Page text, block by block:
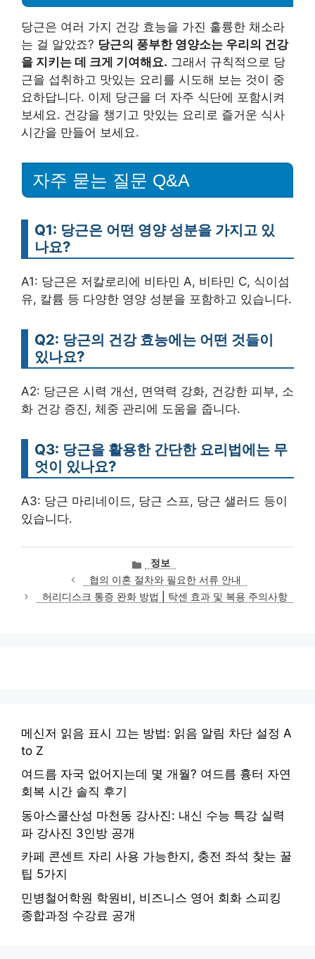
당근은 여러 가지 건강 효능을 가진 훌륭한 채소라
는 걸 알았죠? 당근의 풍부한 영양소는 우리의 건강
을 지키는 데 크게 기여해요. 그래서 규칙적으로 당
근을 섭취하고 맛있는 요리를 시도해 보는 것이 중
요하답니다. 이제 당근을 더 자주 식단에 포함시켜
보세요. 건강을 챙기고 맛있는 요리로 즐거운 식사
시간을 만들어 보세요.
자주 묻는 질문 Q&A
Q1: 당근은 어떤 영양 성분을 가지고 있
나요?
A1: 당근은 저칼로리에 비타민 A, 비타민 C, 식이섬
유, 칼륨 등 다양한 영양 성분을 포함하고 있습니다.
Q2: 당근의 건강 효능에는 어떤 것들이
있나요?
A2: 당근은 시력 개선, 면역력 강화, 건강한 피부, 소
화 건강 증진, 체중 관리에 도움을 줍니다.
Q3: 당근을 활용한 간단한 요리법에는 무
엇이 있나요?
A3: 당근 마리네이드, 당근 스프, 당근 샐러드 등이
있습니다.
카
테
고
리
정보
협의 이혼 절차와 필요한 서류 안내
허리디스크 통증 완화 방법 | 탁센 효과 및 복용 주의사항
메신저 읽음 표시 끄는 방법: 읽음 알림 차단 설정 A
to Z
여드름 자국 없어지는데 몇 개월? 여드름 흉터 자연
회복 시간 솔직 후기
동아스쿨산성 마천동 강사진: 내신 수능 특강 실력
파 강사진 3인방 공개
카페 콘센트 자리 사용 가능한지, 충전 좌석 찾는 꿀
팁 5가지
민병철어학원 학원비, 비즈니스 영어 회화 스피킹
종합과정 수강료 공개